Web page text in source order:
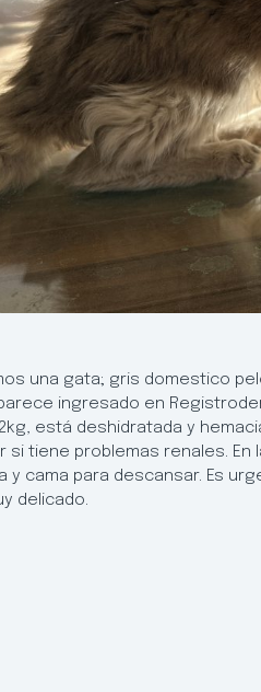
una gata; gris domestico
ingresado en
está deshidratada y
si tiene problemas renales.
y cama para descansar. Es
delicado.